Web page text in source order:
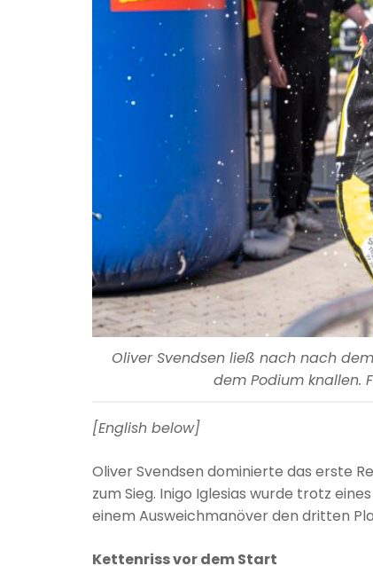
Oliver Svendsen ließ nach nach
dem Podium knallen.
[English below]
Oliver Svendsen dominierte das erste
zum Sieg. Inigo Iglesias wurde trotz
einem Ausweichmanöver den dritten
Kettenriss vor dem Start